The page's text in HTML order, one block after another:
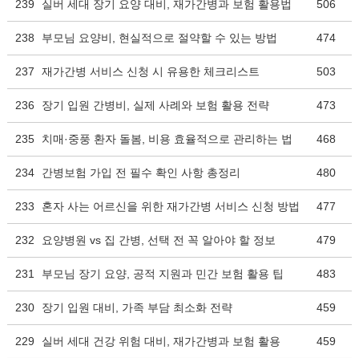
239 실버 세대 장기 요양 대비, 재가간병과 보험 활용법 506
238 부모님 요양비, 현실적으로 절약할 수 있는 방법 474
237 재가간병 서비스 신청 시 유용한 체크리스트 503
236 장기 입원 간병비, 실제 사례와 보험 활용 전략 473
235 치매·중풍 환자 돌봄, 비용 효율적으로 관리하는 법 468
234 간병보험 가입 전 필수 확인 사항 총정리 480
233 혼자 사는 어르신을 위한 재가간병 서비스 신청 방법 477
232 요양병원 vs 집 간병, 선택 전 꼭 알아야 할 정보 479
231 부모님 장기 요양, 공적 지원과 민간 보험 활용 팁 483
230 장기 입원 대비, 가족 부담 최소화 전략 459
229 실버 세대 건강 위험 대비, 재가간병과 보험 활용 459